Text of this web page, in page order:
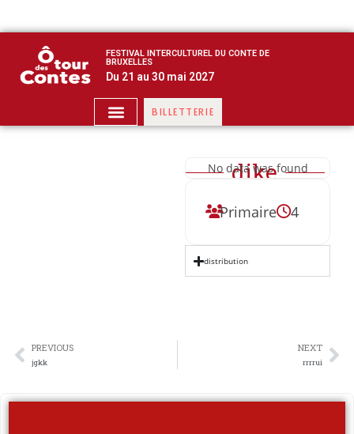
FESTIVAL INTERCULTUREL DU CONTE DE
BRUXELLES
Du 21 au 30 mai 2027
BILLETTERIE
dike
No data was found
Primaire 4
distribution
PREVIOUS
jgkk
NEXT
rrrrui